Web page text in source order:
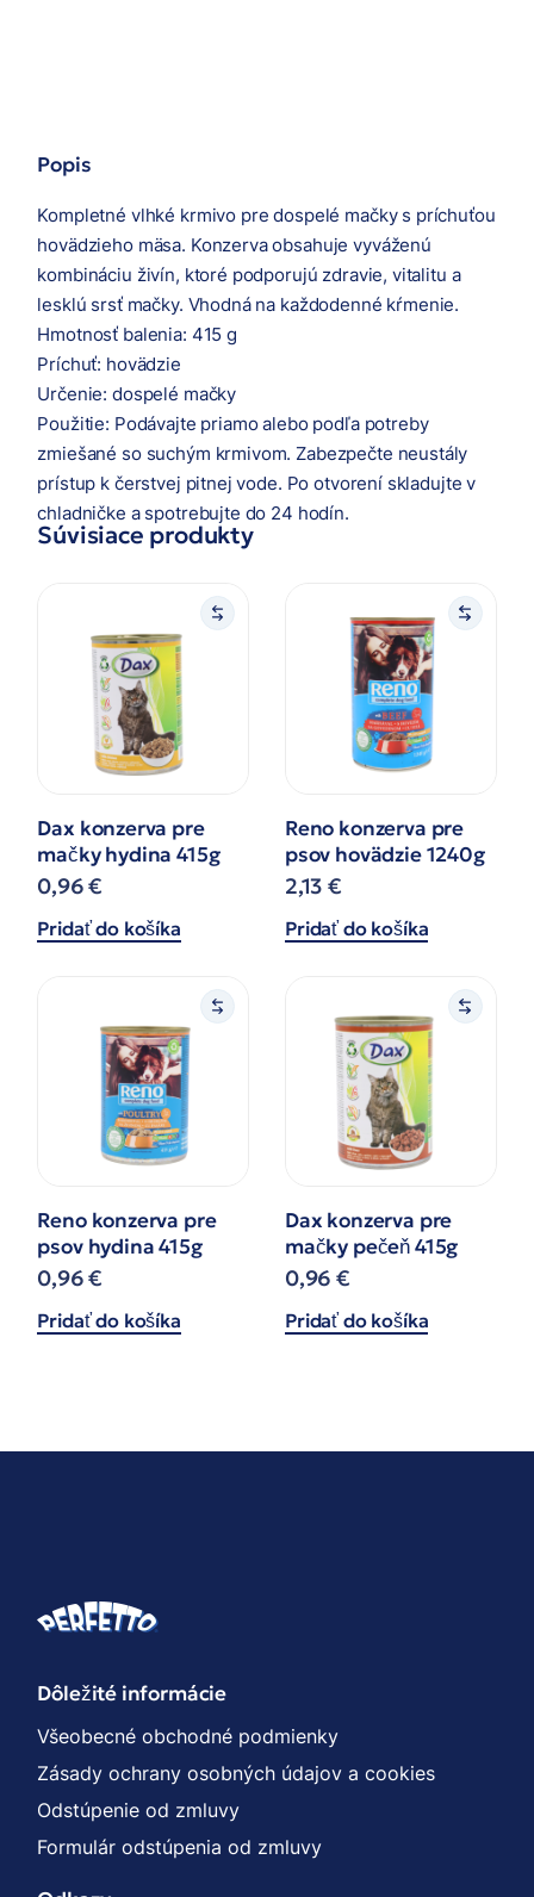
Popis
Kompletné vlhké krmivo pre dospelé mačky s príchuťou
hovädzieho mäsa. Konzerva obsahuje vyváženú
kombináciu živín, ktoré podporujú zdravie, vitalitu a
lesklú srsť mačky. Vhodná na každodenné kŕmenie.
Hmotnosť balenia: 415 g
Príchuť: hovädzie
Určenie: dospelé mačky
Použitie: Podávajte priamo alebo podľa potreby
zmiešané so suchým krmivom. Zabezpečte neustály
prístup k čerstvej pitnej vode. Po otvorení skladujte v
chladničke a spotrebujte do 24 hodín.
Súvisiace produkty
Dax konzerva pre
mačky hydina 415g
0,96€
Pridať do košíka
Reno konzerva pre
psov hovädzie 1240g
2,13€
Pridať do košíka
Reno konzerva pre
psov hydina 415g
0,96€
Pridať do košíka
Dax konzerva pre
mačky pečeň 415g
0,96€
Pridať do košíka
Dôležité informácie
Všeobecné obchodné podmienky
Zásady ochrany osobných údajov a cookies
Odstúpenie od zmluvy
Formulár odstúpenia od zmluvy